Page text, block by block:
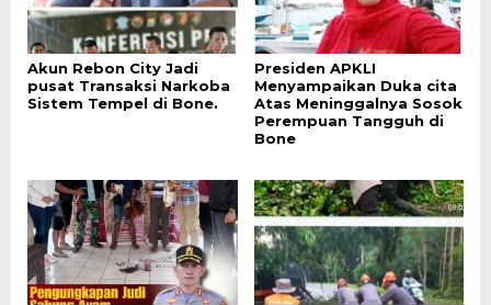
Akun Rebon City Jadi
pusat Transaksi Narkoba
Sistem Tempel di Bone.
Presiden APKLI
Menyampaikan Duka cita
Atas Meninggalnya Sosok
Perempuan Tangguh di
Bone